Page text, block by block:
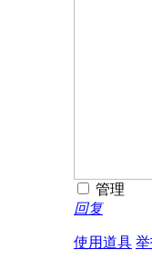
管理
回复
使用道具